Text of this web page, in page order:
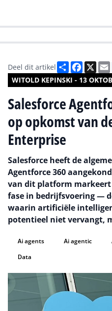
WITOLD KEPINSKI - 13
Deel dit artikel Deel X
Salesforce
op opkomst van
Enterprise
Salesforce heeft de
Agentforce 360
van dit platform
fase in bedrijfsvoering —
waarin artificiële
potentieel niet vervangt,
Ai agents Ai agentic
Data